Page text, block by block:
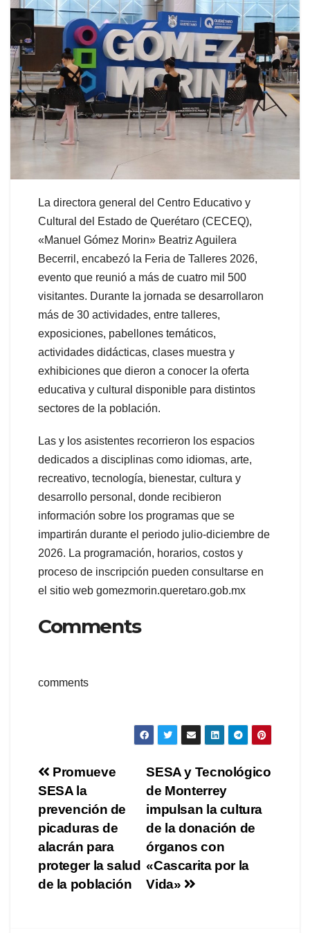
La directora general del Centro Educativo y
Cultural del Estado de Querétaro (CECEQ),
«Manuel Gómez Morin» Beatriz Aguilera
Becerril, encabezó la Feria de Talleres 2026,
evento que reunió a más de cuatro mil 500
visitantes. Durante la jornada se desarrollaron
más de 30 actividades, entre talleres,
exposiciones, pabellones temáticos,
actividades didácticas, clases muestra y
exhibiciones que dieron a conocer la oferta
educativa y cultural disponible para distintos
sectores de la población.
Las y los asistentes recorrieron los espacios
dedicados a disciplinas como idiomas, arte,
recreativo, tecnología, bienestar, cultura y
desarrollo personal, donde recibieron
información sobre los programas que se
impartirán durante el periodo julio-diciembre de
2026. La programación, horarios, costos y
proceso de inscripción pueden consultarse en
el sitio web gomezmorin.queretaro.gob.mx
Comments
comments
Navegación
de
entradas
SESA y Tecnológico
de Monterrey
impulsan la cultura
de la donación de
órganos con
«Cascarita por la
Vida»
Promueve
SESA la
prevención de
picaduras de
alacrán para
proteger la salud
de la población